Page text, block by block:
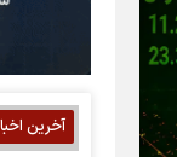
آخرین